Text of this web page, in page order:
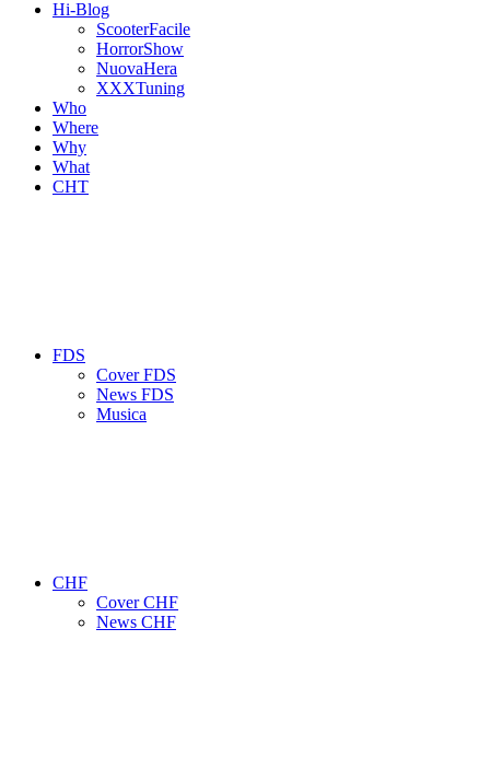
Hi-Blog
ScooterFacile
HorrorShow
NuovaHera
XXXTuning
Who
Where
Why
What
CHT
FDS
Cover FDS
News FDS
Musica
CHF
Cover CHF
News CHF